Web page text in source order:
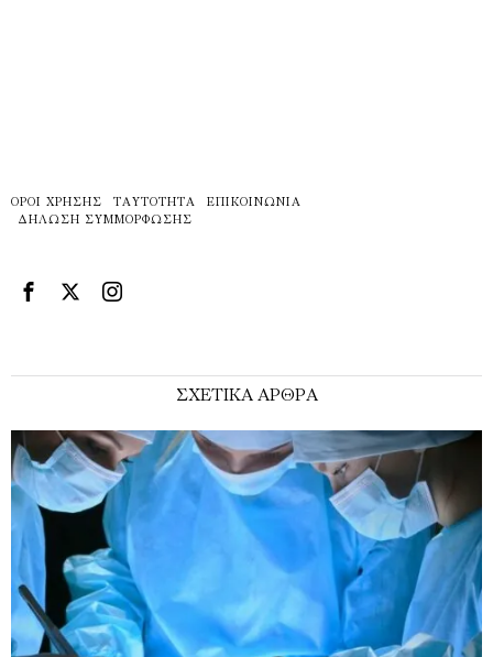
ΌΡΟΙ ΧΡΉΣΗΣ ΤΑΥΤΌΤΗΤΑ
ΕΠΙΚΟΙΝΩΝΊΑ
ΔΉΛΩΣΗ ΣΥΜΜΌΡΦΩΣΗΣ
ΣΧΕΤΙΚΑ ΑΡΘΡΑ